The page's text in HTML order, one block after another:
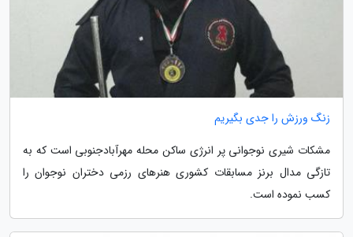
زنگ ورزش را جدی بگیریم
مشکات شیری نوجوانی پر انرژی ساکن محله مهرآبادجنوبی است که به
تازگی مدال برنز مسابقات کشوری هنرهای رزمی دختران نوجوان را
کسب نموده است.